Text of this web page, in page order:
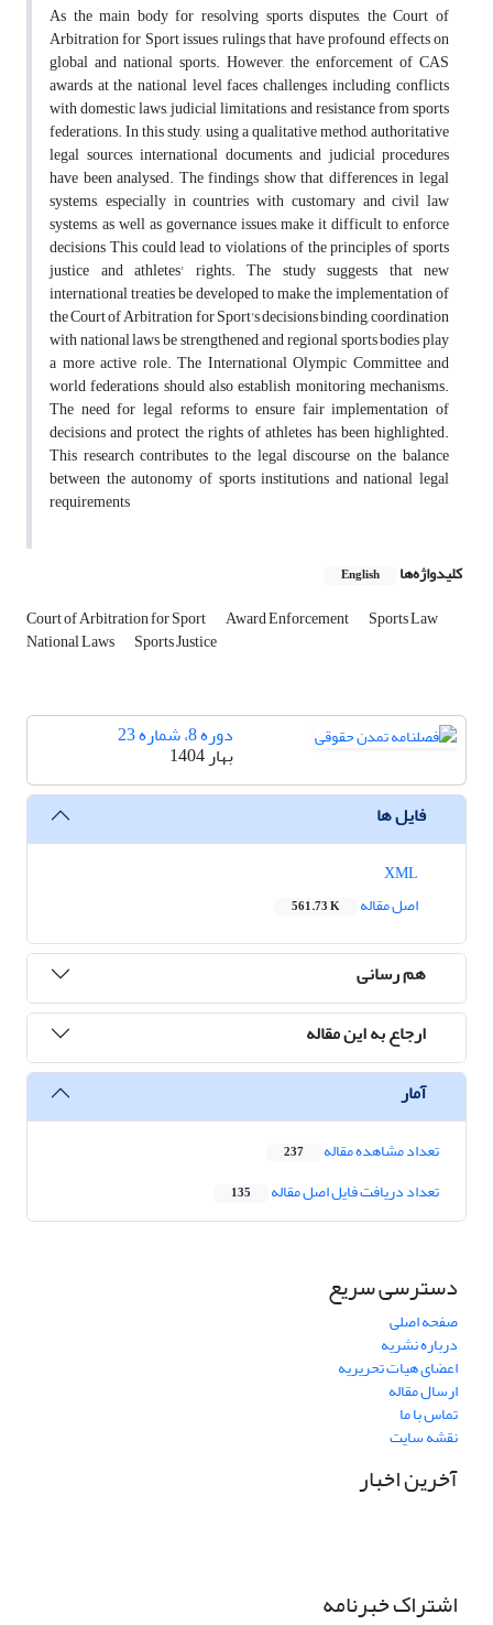
As the main body for resolving sports disputes, the Court of
Arbitration for Sport issues rulings that have profound effects on
global and national sports. However, the enforcement of CAS
awards at the national level faces challenges, including conflicts
with domestic laws, judicial limitations, and resistance from sports
federations. In this study, using a qualitative method, authoritative
legal sources, international documents, and judicial procedures
have been analysed. The findings show that differences in legal
systems, especially in countries with customary and civil law
systems, as well as governance issues, make it difficult to enforce
decisions This could lead to violations of the principles of sports
justice and athletes' rights. The study suggests that new
international treaties be developed to make the implementation of
the Court of Arbitration for Sport's decisions binding, coordination
with national laws be strengthened, and regional sports bodies play
a more active role. The International Olympic Committee and
world federations should also establish monitoring mechanisms.
The need for legal reforms to ensure fair implementation of
decisions and protect the rights of athletes has been highlighted.
This research contributes to the legal discourse on the balance
between the autonomy of sports institutions and national legal
requirements
کلیدواژه‌ها English
Court of Arbitration for Sport Award Enforcement Sports Law
National Laws Sports Justice
دوره 8، شماره 23
بهار 1404
فایل ها
اصل مقاله
561.73 K
هم رسانی
ارجاع به این مقاله
آمار
تعداد مشاهده مقاله 237
تعداد دریافت فایل اصل مقاله 135
دسترسی سریع
صفحه اصلی
درباره نشریه
اعضای هیات تحریریه
ارسال مقاله
تماس با ما
نقشه سایت
آخرین اخبار
اشتراک خبرنامه